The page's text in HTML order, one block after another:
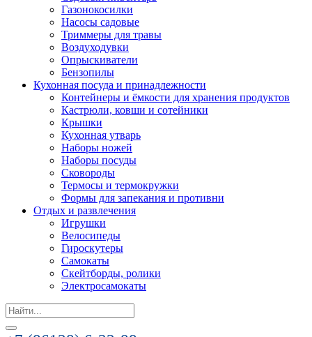
Газонокосилки
Насосы садовые
Триммеры для травы
Воздуходувки
Опрыскиватели
Бензопилы
Кухонная посуда и принадлежности
Контейнеры и ёмкости для хранения продуктов
Кастрюли, ковши и сотейники
Крышки
Кухонная утварь
Наборы ножей
Наборы посуды
Сковороды
Термосы и термокружки
Формы для запекания и противни
Отдых и развлечения
Игрушки
Велосипеды
Гироскутеры
Самокаты
Скейтборды, ролики
Электросамокаты
Search
for: